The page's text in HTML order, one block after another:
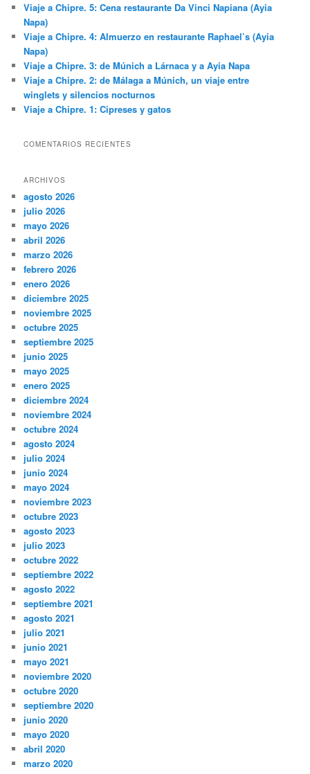
r
Viaje a Chipre. 5: Cena restaurante Da Vinci Napiana (Ayia
Napa)
Viaje a Chipre. 4: Almuerzo en restaurante Raphael’s (Ayia
Napa)
Viaje a Chipre. 3: de Múnich a Lárnaca y a Ayia Napa
Viaje a Chipre. 2: de Málaga a Múnich, un viaje entre
winglets y silencios nocturnos
Viaje a Chipre. 1: Cipreses y gatos
COMENTARIOS RECIENTES
ARCHIVOS
agosto 2026
julio 2026
mayo 2026
abril 2026
marzo 2026
febrero 2026
enero 2026
diciembre 2025
noviembre 2025
octubre 2025
septiembre 2025
junio 2025
mayo 2025
enero 2025
diciembre 2024
noviembre 2024
octubre 2024
agosto 2024
julio 2024
junio 2024
mayo 2024
noviembre 2023
octubre 2023
agosto 2023
julio 2023
octubre 2022
septiembre 2022
agosto 2022
septiembre 2021
agosto 2021
julio 2021
junio 2021
mayo 2021
noviembre 2020
octubre 2020
septiembre 2020
junio 2020
mayo 2020
abril 2020
marzo 2020